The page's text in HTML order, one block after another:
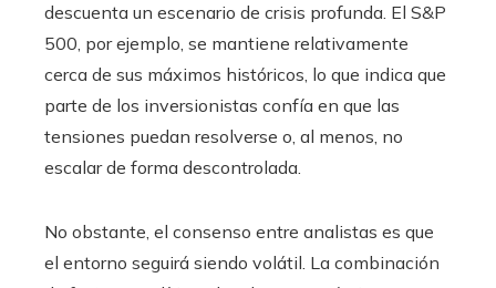
descuenta un escenario de crisis profunda. El S&P
500, por ejemplo, se mantiene relativamente
cerca de sus máximos históricos, lo que indica que
parte de los inversionistas confía en que las
tensiones puedan resolverse o, al menos, no
escalar de forma descontrolada.
No obstante, el consenso entre analistas es que
el entorno seguirá siendo volátil. La combinación